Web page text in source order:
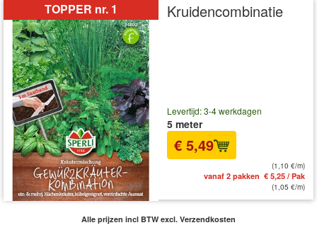
TOPPER nr. 1 Kruidencombinatie
Levertijd: 3-4 werkdagen
5 meter
€ 5,49
(1,10 €/m)
vanaf 2 pakken € 5,25 / Pak
(1,05 €/m)
Alle prijzen incl BTW excl. Verzendkosten